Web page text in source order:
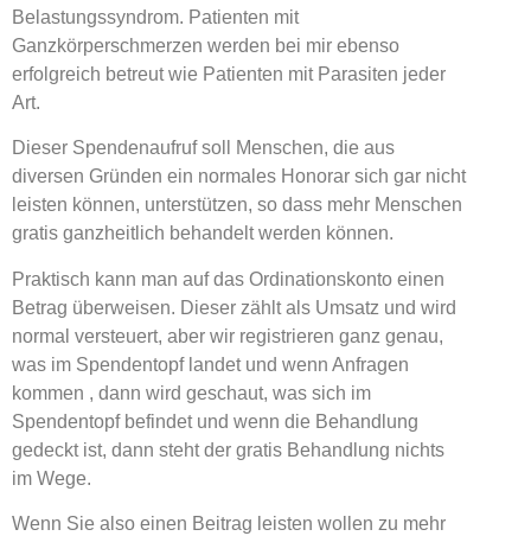
Belastungssyndrom. Patienten mit
Ganzkörperschmerzen werden bei mir ebenso
erfolgreich betreut wie Patienten mit Parasiten jeder
Art.
Dieser Spendenaufruf soll Menschen, die aus
diversen Gründen ein normales Honorar sich gar nicht
leisten können, unterstützen, so dass mehr Menschen
gratis ganzheitlich behandelt werden können.
Praktisch kann man auf das Ordinationskonto einen
Betrag überweisen. Dieser zählt als Umsatz und wird
normal versteuert, aber wir registrieren ganz genau,
was im Spendentopf landet und wenn Anfragen
kommen , dann wird geschaut, was sich im
Spendentopf befindet und wenn die Behandlung
gedeckt ist, dann steht der gratis Behandlung nichts
im Wege.
Wenn Sie also einen Beitrag leisten wollen zu mehr